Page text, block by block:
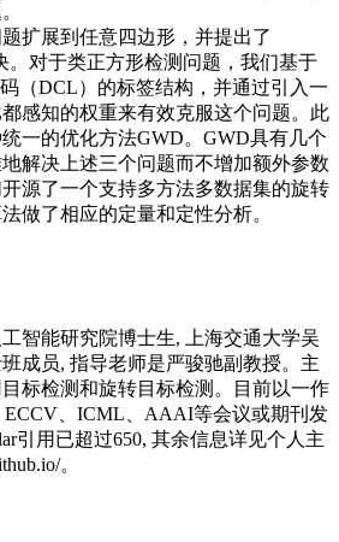
扩展到任意四边形，并提出了
。对于类正方形检测问题，我们基于
（DCL）的标签结构，并通过引入一
感知的权重来有效克服这个问题。此
一的优化方法GWD。GWD具有几个
解决上述三个问题而不增加额外参数
源了一个支持多方法多数据集的旋转
做了相应的定量和定性分析。
智能研究院博士生, 上海交通大学吴
成员, 指导老师是严骏驰副教授。主
标检测和旋转目标检测。目前以一作
ECCV、ICML、AAAI等会议或期刊发
引用已超过650, 其余信息详见个人主
。